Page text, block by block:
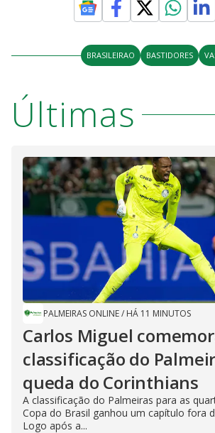
BRASILEIRAO BASTIDORES
Últimas
PALMEIRAS ONLINE/ HÁ 11 MINUTOS
Carlos Miguel
classificação do
queda do Corinthians
A classificação do Palmeiras para as
Copa do Brasil ganhou um capítulo fora
Logo após a...